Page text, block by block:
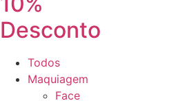
Desconto
Todos
Maquiagem
Face